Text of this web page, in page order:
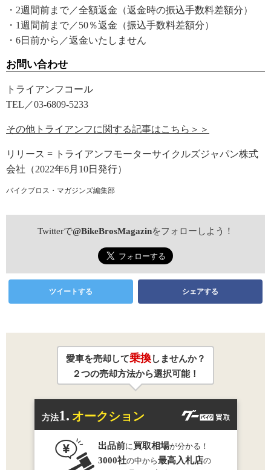
・2週間前まで／全額返金（返金時の振込手数料差額分）
・1週間前まで／50％返金（振込手数料差額分）
・6日前から／返金いたしません
お問い合わせ
トライアンフコール
TEL／03-6809-5233
その他トライアンフに関する記事はこちら＞＞
リリース = トライアンフモーターサイクルズジャパン株式
会社（2022年6月10日発行）
バイクブロス・マガジンズ編集部
Twitterで@BikeBrosMagazinをフォローしよう！
ツイートする シェアする
愛車を売却して乗換しませんか？
２つの売却方法から選択可能！
方法1. オークション
出品前に 買取相場が分かる！
3000社の中から最高入札店の